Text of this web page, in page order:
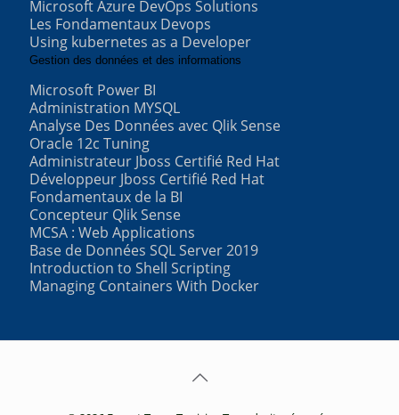
Microsoft Azure DevOps Solutions
Les Fondamentaux Devops
Using kubernetes as a Developer
Gestion des données et des informations
Microsoft Power BI
Administration MYSQL
Analyse Des Données avec Qlik Sense
Oracle 12c Tuning
Administrateur Jboss Certifié Red Hat
Développeur Jboss Certifié Red Hat
Fondamentaux de la BI
Concepteur Qlik Sense
MCSA : Web Applications
Base de Données SQL Server 2019
Introduction to Shell Scripting
Managing Containers With Docker